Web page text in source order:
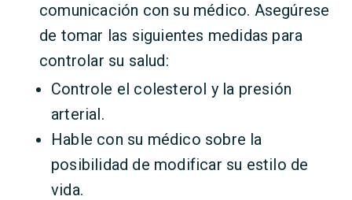
comunicación con su médico. Asegúrese
de tomar las siguientes medidas para
controlar su salud:
Controle el colesterol y la presión
arterial.
Hable con su médico sobre la
posibilidad de modificar su estilo de
vida.